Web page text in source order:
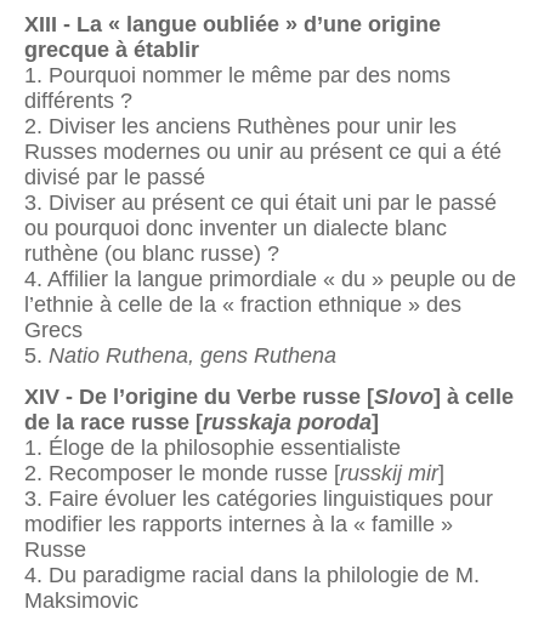
XIII - La « langue oubliée » d’une origine
grecque à établir
1. Pourquoi nommer le même par des noms
différents ?
2. Diviser les anciens Ruthènes pour unir les
Russes modernes ou unir au présent ce qui a été
divisé par le passé
3. Diviser au présent ce qui était uni par le passé
ou pourquoi donc inventer un dialecte blanc
ruthène (ou blanc russe) ?
4. Affilier la langue primordiale « du » peuple ou de
l’ethnie à celle de la « fraction ethnique » des
Grecs
5. Natio Ruthena, gens Ruthena
XIV - De l’origine du Verbe russe [Slovo] à celle
de la race russe [russkaja poroda]
1. Éloge de la philosophie essentialiste
2. Recomposer le monde russe [russkij mir]
3. Faire évoluer les catégories linguistiques pour
modifier les rapports internes à la « famille »
Russe
4. Du paradigme racial dans la philologie de M.
Maksimovic